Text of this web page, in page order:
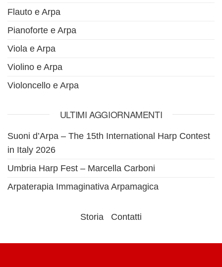
Flauto e Arpa
Pianoforte e Arpa
Viola e Arpa
Violino e Arpa
Violoncello e Arpa
ULTIMI AGGIORNAMENTI
Suoni d’Arpa – The 15th International Harp Contest
in Italy 2026
Umbria Harp Fest – Marcella Carboni
Arpaterapia Immaginativa Arpamagica
Storia Contatti